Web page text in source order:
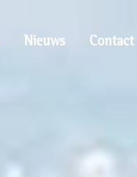
Nieuws Contact